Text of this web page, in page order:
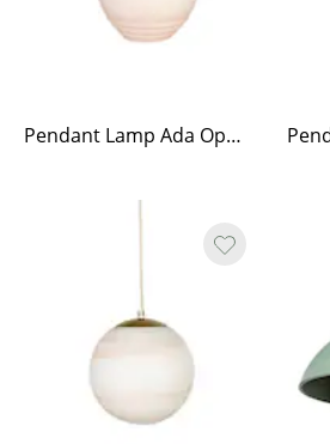
Pendant Lamp Ada Opal - Beige